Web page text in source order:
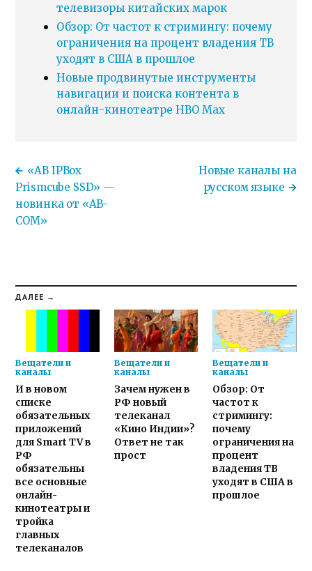
телевизоры китайских марок
Обзор: От частот к стримингу: почему
ограничения на процент владения ТВ
уходят в США в прошлое
Новые продвинутые инструменты
навигации и поиска контента в
онлайн-кинотеатре HBO Max
«AB IPBox
Prismcube SSD» —
новинка от «AB-
COM»
Новые каналы на
русском языке
ДАЛЕЕ →
Вещатели и
каналы
И в новом
списке
обязательных
приложений
для Smart TV в
РФ
обязательны
все основные
онлайн-
кинотеатры и
тройка
главных
телеканалов
Вещатели и
каналы
Зачем нужен в
РФ новый
телеканал
«Кино Индии»?
Ответ не так
прост
Вещатели и
каналы
Обзор: От
частот к
стримингу:
почему
ограничения на
процент
владения ТВ
уходят в США в
прошлое